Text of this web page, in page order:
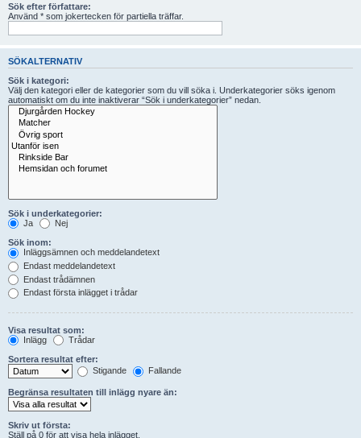
Sök efter författare:
Använd * som jokertecken för partiella träffar.
SÖKALTERNATIV
Sök i kategori:
Välj den kategori eller de kategorier som du vill söka i. Underkategorier söks igenom
automatiskt om du inte inaktiverar “Sök i underkategorier” nedan.
Sök i underkategorier:
Ja
Nej
Sök inom:
Inläggsämnen och meddelandetext
Endast meddelandetext
Endast trådämnen
Endast första inlägget i trådar
Visa resultat som:
Inlägg
Trådar
Sortera resultat efter:
Stigande
Fallande
Begränsa resultaten till inlägg nyare än:
Skriv ut första:
Ställ på 0 för att visa hela inlägget.